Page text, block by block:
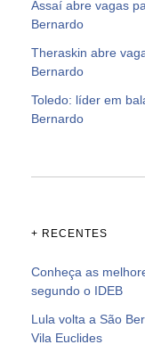
Assaí abre vagas
Bernardo
Theraskin abre
Bernardo
Toledo: líder em
Bernardo
+ RECENTES
Conheça as
segundo o IDEB
Lula volta a São
Vila Euclides